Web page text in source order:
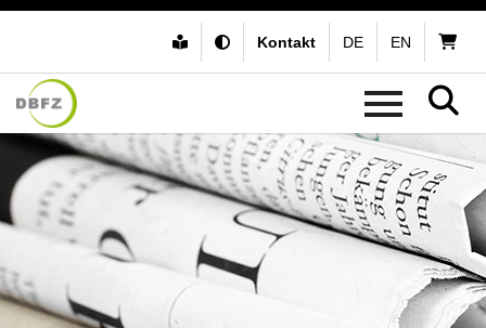
Kontakt DE EN